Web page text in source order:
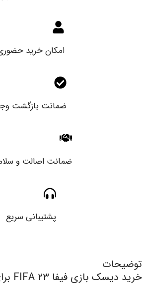
امکان خرید
ضمانت بازگشت
ضمانت اصالت و
پشتیبانی سریع
توضیحات
خرید دیسک بازی فیفا FIFA ۲۳ برای ps۴